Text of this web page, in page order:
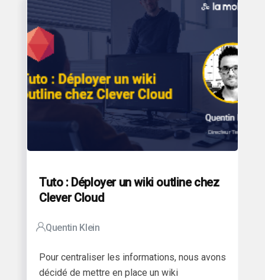
Tuto : Déployer un wiki outline chez
Clever Cloud
Quentin Klein
Pour centraliser les informations, nous avons
décidé de mettre en place un wiki